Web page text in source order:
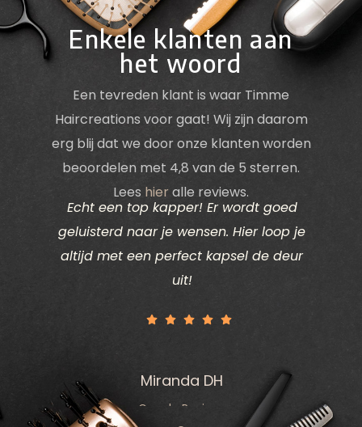
Enkele klanten aan
het woord
Een tevreden klant is waar Timme
Haircreations voor gaat! Wij zijn daarom
erg blij dat we door onze klanten worden
beoordelen met 4,8 van de 5 sterren.
Lees hieralle reviews.
Miranda DH
Google Reviews
Echt een top kapper! Er wordt goed
geluisterd naar je wensen. Hier loop je
altijd met een perfect kapsel de deur
uit!